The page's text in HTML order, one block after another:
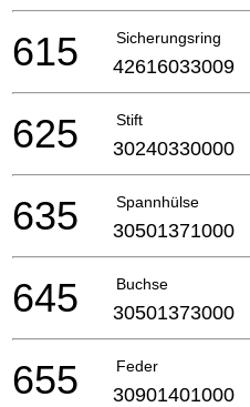
Sicherungsring
615 42616033009
Stift
625 30240330000
Spannhülse
635 30501371000
Buchse
645 30501373000
Feder
655 30901401000